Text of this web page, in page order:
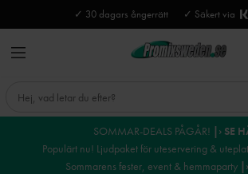
✓ 30 dagars ångerrätt ✓ Säkert via
SOMMAR-DEALS PÅGÅR! |› SE
Populärt nu! Ljudpaket för uteservering &
Sommarens fester, event & hemmaparty